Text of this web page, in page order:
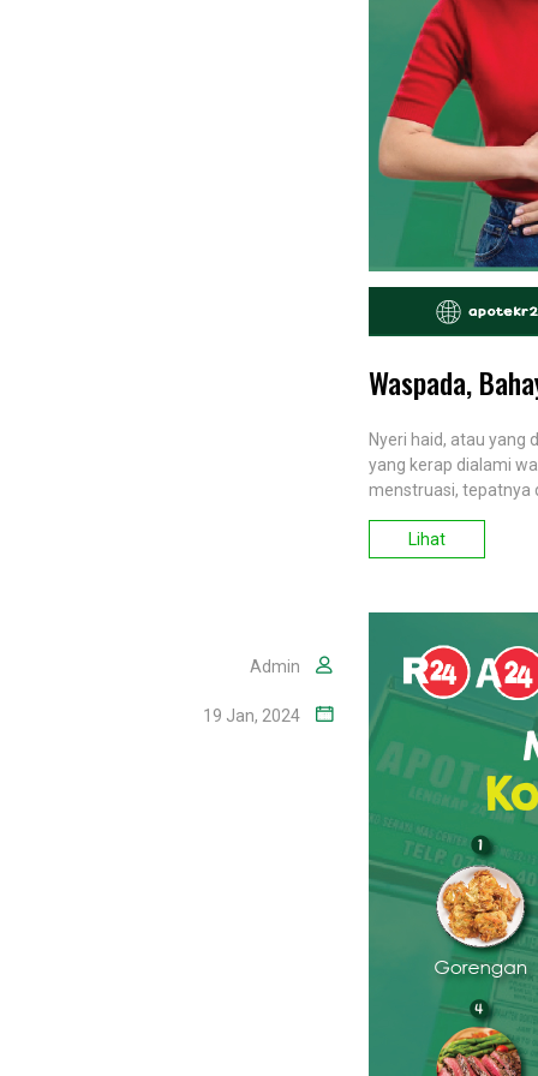
Waspada,
Nyeri haid, atau yang
yang kerap dialami
menstruasi, tepatnya
Lihat
Admin
19 Jan, 2024